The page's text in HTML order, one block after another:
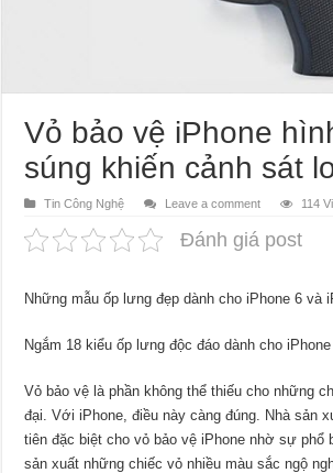
Vỏ bảo vệ iPhone
súng khiến cảnh sát
Tin Công Nghệ Leave a comment 114
Đánh giá post
Những mẫu ốp lưng đẹp dành cho iPhone 6 và
Ngắm 18 kiểu ốp lưng độc đáo dành cho
Vỏ bảo vệ là phần không thể thiếu cho những
đại. Với iPhone, điều này càng đúng. Nhà sản
tiên đặc biệt cho vỏ bảo vệ iPhone nhờ sự phổ
sản xuất những chiếc vỏ nhiều màu sắc ngộ